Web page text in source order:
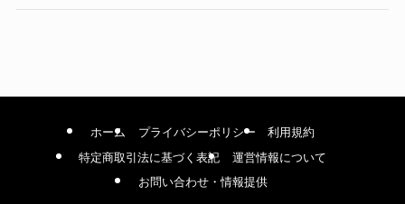
ホーム プライバシーポリシー
利用規約
特定商取引法に基づく表記
運営情報について
お問い合わせ・情報提供